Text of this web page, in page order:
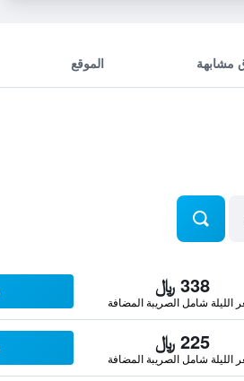
مشابهة الموقع
338 ﷼
الليلة شامل الصريبة المضافة
225 ﷼
الليلة شامل الصريبة المضافة